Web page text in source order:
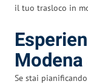
il tuo trasloco in
Se stai